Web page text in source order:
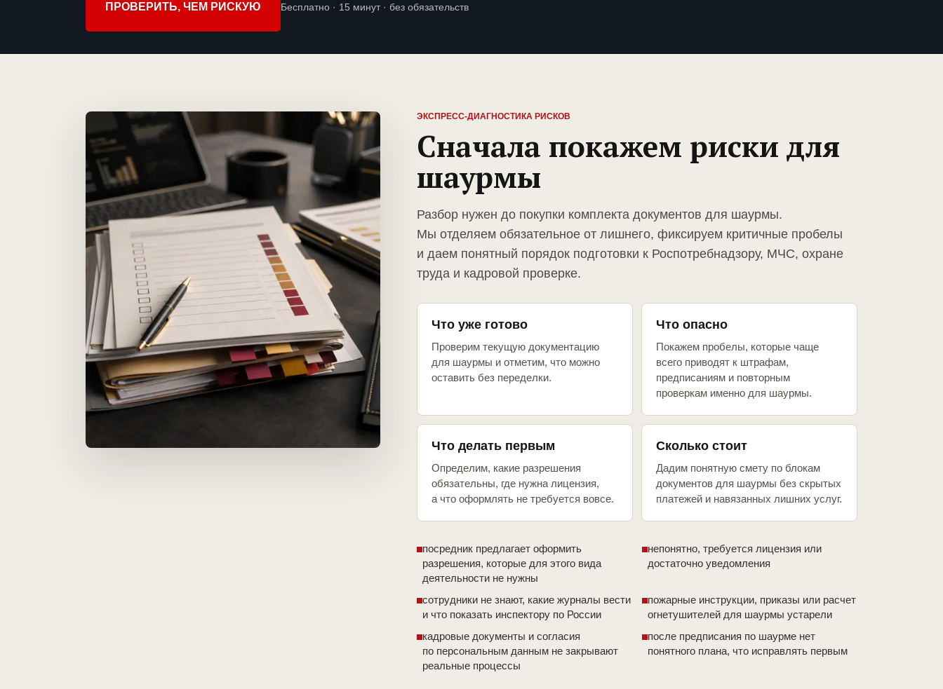
ПРОВЕРИТЬ, ЧЕМ РИСКУЮ Бесплатно · 15 минут · без обязательств
ЭКСПРЕСС-ДИАГНОСТИКА РИСКОВ
Сначала покажем риски для
шаурмы
Разбор нужен до покупки комплекта документов для шаурмы.
Мы отделяем обязательное от лишнего, фиксируем критичные пробелы
и даем понятный порядок подготовки к Роспотребнадзору, МЧС, охране
труда и кадровой проверке.
Что уже готово
Проверим текущую документацию
для шаурмы и отметим, что можно
оставить без переделки.
Что опасно
Покажем пробелы, которые чаще
всего приводят к штрафам,
предписаниям и повторным
проверкам именно для шаурмы.
Что делать первым
Определим, какие разрешения
обязательны, где нужна лицензия,
а что оформлять не требуется вовсе.
Сколько стоит
Дадим понятную смету по блокам
документов для шаурмы без скрытых
платежей и навязанных лишних услуг.
посредник предлагает оформить
разрешения, которые для этого вида
деятельности не нужны
непонятно, требуется лицензия или
достаточно уведомления
сотрудники не знают, какие журналы вести
и что показать инспектору по России
пожарные инструкции, приказы или расчет
огнетушителей для шаурмы устарели
кадровые документы и согласия
по персональным данным не закрывают
реальные процессы
после предписания по шаурме нет
понятного плана, что исправлять первым